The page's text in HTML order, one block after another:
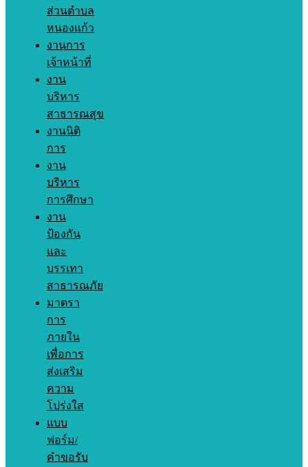
ส่วนตำบล
หนองแก้ว
งานการ
เจ้าหน้าที่
งาน
บริหาร
สาธารณสุข
งานนิติ
การ
งาน
บริหาร
การศึกษา
งาน
ป้องกัน
และ
บรรเทา
สาธารณภัย
มาตรา
การ
ภายใน
เพื่อการ
ส่งเสริม
ความ
โปร่งใส
แบบ
ฟอร์ม/
คำขอรับ